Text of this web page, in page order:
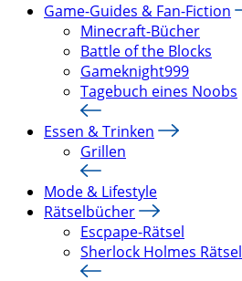
Game-Guides & Fan-Fiction
Minecraft-Bücher
Battle of the Blocks
Gameknight999
Tagebuch eines Noobs
Essen & Trinken
Grillen
Mode & Lifestyle
Rätselbücher
Escpape-Rätsel
Sherlock Holmes Rätsel